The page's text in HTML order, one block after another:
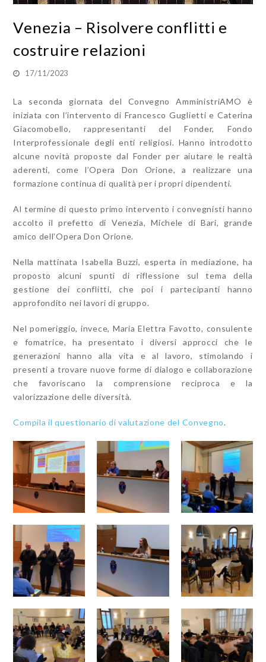
Venezia – Risolvere conflitti e
costruire relazioni
17/11/2023
La seconda giornata del Convegno AmministriAMO è
iniziata con l’intervento di Francesco Guglietti e Caterina
Giacomobello, rappresentanti del Fonder, Fondo
Interprofessionale degli enti religiosi. Hanno introdotto
alcune novità proposte dal Fonder per aiutare le realtà
aderenti, come l’Opera Don Orione, a realizzare una
formazione continua di qualità per i propri dipendenti.
Al termine di questo primo intervento i convegnisti hanno
accolto il prefetto di Venezia, Michele di Bari, grande
amico dell’Opera Don Orione.
Nella mattinata Isabella Buzzi, esperta in mediazione, ha
proposto alcuni spunti di riflessione sul tema della
gestione dei conflitti, che poi i partecipanti hanno
approfondito nei lavori di gruppo.
Nel pomeriggio, invece, Maria Elettra Favotto, consulente
e fomatrice, ha presentato i diversi approcci che le
generazioni hanno alla vita e al lavoro, stimolando i
presenti a trovare nuove forme di dialogo e collaborazione
che favoriscano la comprensione reciproca e la
valorizzazione delle diversità.
Compila il questionario di valutazione del Convegno.